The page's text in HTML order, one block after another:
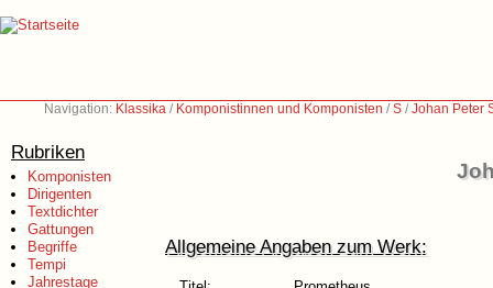
Navigation: Klassika / Komponistinnen und Komponisten /S /Johan Peter
Rubriken
Komponisten
Dirigenten
Textdichter
Gattungen
Begriffe
Tempi
Jahrestage
Allgemeine Angaben zum Werk: